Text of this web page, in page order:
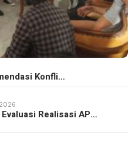
Konfli…
Realisasi AP…